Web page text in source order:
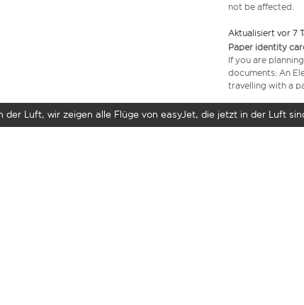
not be affected.
Aktualisiert vor 7
Paper identity
If you are
documents: An
travelling with a
der Luft, wir zeigen alle Flüge von easyJet, die jetzt in der Luft